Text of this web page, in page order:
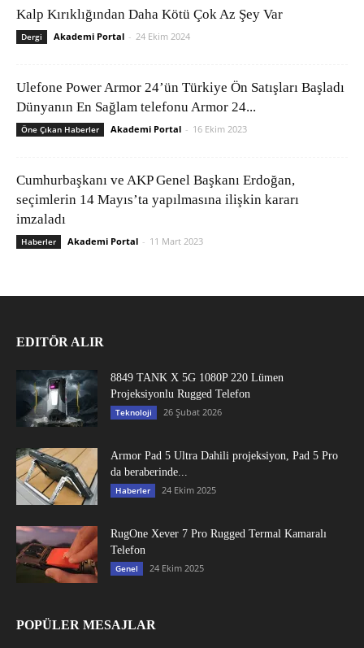
Kalp Kırıklığından Daha Kötü Çok Az Şey Var
Dergi Akademi Portal - 24 Ekim 2024
Ulefone Power Armor 24’ün Türkiye Ön Satışları Başladı
Dünyanın En Sağlam telefonu Armor 24...
Öne Çıkan Haberler Akademi Portal - 16 Ekim 2023
Cumhurbaşkanı ve AKP Genel Başkanı Erdoğan,
seçimlerin 14 Mayıs’ta yapılmasına ilişkin kararı
imzaladı
Haberler Akademi Portal - 11 Mart 2023
EDITÖR ALIR
8849 TANK X 5G 1080P 220 Lümen
Projeksiyonlu Rugged Telefon
Teknoloji 26 Şubat 2026
Armor Pad 5 Ultra Dahili projeksiyon, Pad 5 Pro
da beraberinde...
Haberler 24 Ekim 2025
RugOne Xever 7 Pro Rugged Termal Kamaralı
Telefon
Genel 24 Ekim 2025
POPÜLER MESAJLAR